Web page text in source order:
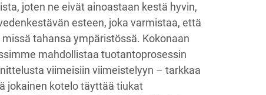
joten ne eivät ainoastaan kestä hyvin,
esteen, joka varmistaa, että
tahansa ympäristössä. Kokonaan
mahdollistaa tuotantoprosessin
viimeisiin viimeistelyyn – tarkkaa
jokainen kotelo täyttää tiukat